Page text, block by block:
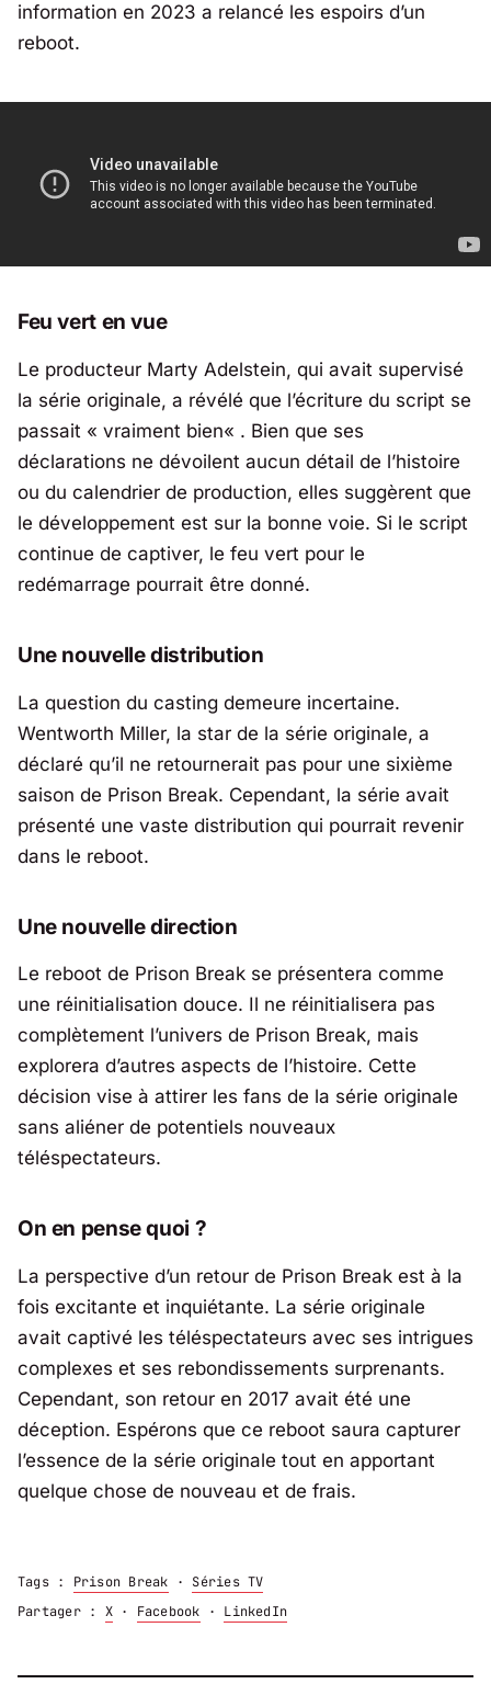
information en 2023 a relancé les espoirs d’un
reboot.
Feu vert en vue
Le producteur Marty Adelstein, qui avait supervisé
la série originale, a révélé que l’écriture du script se
passait « vraiment bien« . Bien que ses
déclarations ne dévoilent aucun détail de l’histoire
ou du calendrier de production, elles suggèrent que
le développement est sur la bonne voie. Si le script
continue de captiver, le feu vert pour le
redémarrage pourrait être donné.
Une nouvelle distribution
La question du casting demeure incertaine.
Wentworth Miller, la star de la série originale, a
déclaré qu’il ne retournerait pas pour une sixième
saison de Prison Break. Cependant, la série avait
présenté une vaste distribution qui pourrait revenir
dans le reboot.
Une nouvelle direction
Le reboot de Prison Break se présentera comme
une réinitialisation douce. Il ne réinitialisera pas
complètement l’univers de Prison Break, mais
explorera d’autres aspects de l’histoire. Cette
décision vise à attirer les fans de la série originale
sans aliéner de potentiels nouveaux
téléspectateurs.
On en pense quoi ?
La perspective d’un retour de Prison Break est à la
fois excitante et inquiétante. La série originale
avait captivé les téléspectateurs avec ses intrigues
complexes et ses rebondissements surprenants.
Cependant, son retour en 2017 avait été une
déception. Espérons que ce reboot saura capturer
l’essence de la série originale tout en apportant
quelque chose de nouveau et de frais.
Tags : Prison Break · Séries TV
Partager : X· Facebook · LinkedIn